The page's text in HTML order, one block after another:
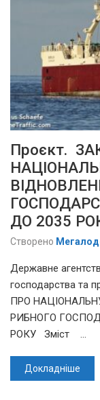
Проєкт.
ДО 2035
Створено
Державне
господарства та
ПРО
РИБНОГО
РОКУ Зміст …
Докладніше